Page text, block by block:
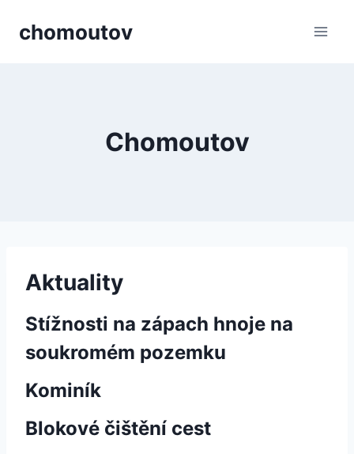
chomoutov
Chomoutov
Aktuality
Stížnosti na zápach hnoje na
soukromém pozemku
Kominík
Blokové čištění cest